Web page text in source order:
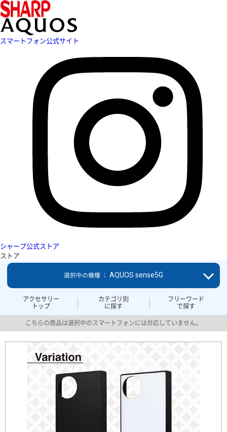
スマートフォン公式サイト
シャープ公式ストア
ストア
アクセサリー
トップ
カテゴリ別
に探す
フリーワード
で探す
選択中の機種 ： AQUOS sense5G
こちらの商品は選択中のスマートフォンには対応していません。